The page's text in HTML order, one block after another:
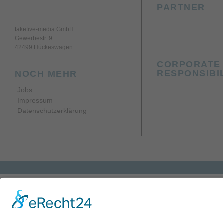
takefive-media GmbH
Gewerbestr. 9
42499 Hückeswagen
NOCH MEHR
Jobs
Impressum
Datenschutzerklärung
PARTNER